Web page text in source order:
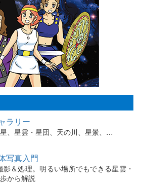
ラリー
、星雲・星団、天の川、星景、…
写真入門
影＆処理。明るい場所でもできる星雲・
から解説